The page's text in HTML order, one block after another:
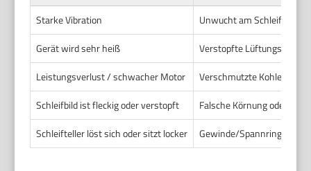
Starke Vibration
Unwucht am Schleifteller
Gerät wird sehr heiß
Verstopfte
Leistungsverlust / schwacher Motor
Verschmutzte
Schleifbild ist fleckig oder verstopft
Falsche Körnung oder
Schleifteller löst sich oder sitzt locker
Gewinde/Spannring